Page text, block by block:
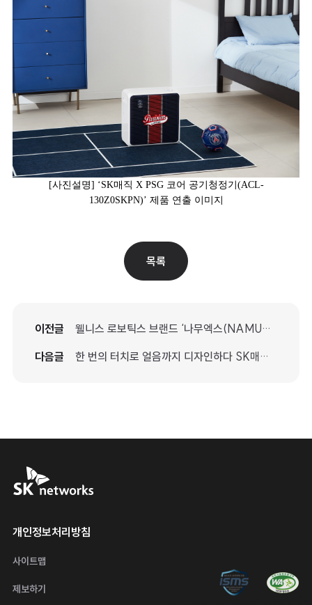
[사진설명] ‘SK매직 X PSG 코어 공기청정기(ACL-
130Z0SKPN)’ 제품 연출 이미지
목록
이전글
웰니스 로보틱스 브랜드 ‘나무엑스(NAMUHX), 달항아리 최영욱 작가와 디자인 협업 기념 특별 전시 개최
다음글
한 번의 터치로 얼음까지 디자인하다 SK매직, ‘원코크 플러스 얼음물 정수기’ 출시···성능·디자인 UP↑
SK networks
운영 정책
개인정보처리방침
사이트맵
제보하기
정보보호 관리체계 ISMS 인증 마
웹접근성 인증